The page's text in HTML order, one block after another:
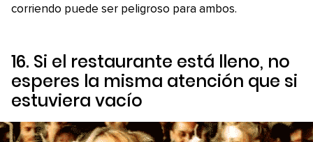
corriendo puede ser peligroso para ambos.
16. Si el restaurante está lleno, no
esperes la misma atención que si
estuviera vacío